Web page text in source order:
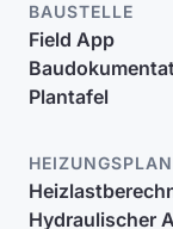
BAUSTELLE
Field App
Plantafel
Hydraulischer